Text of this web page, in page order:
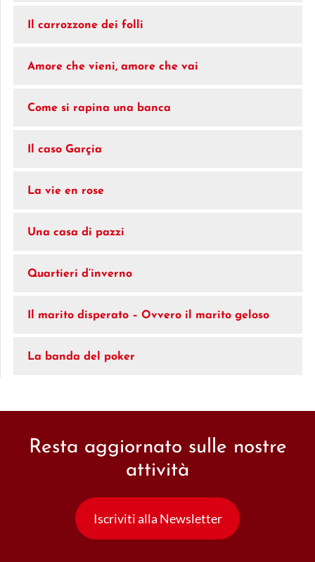
Il carrozzone dei folli
Amore che vieni, amore che vai
Come si rapina una banca
Il caso Garçia
La vie en rose
Una casa di pazzi
Quartieri d’inverno
Il marito disperato – Ovvero il marito geloso
La banda del poker
Resta aggiornato sulle nostre
attività
Iscriviti alla Newsletter